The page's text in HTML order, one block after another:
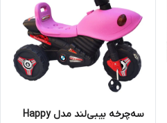
سه‌چرخه بیبی‌لند مدل Happy